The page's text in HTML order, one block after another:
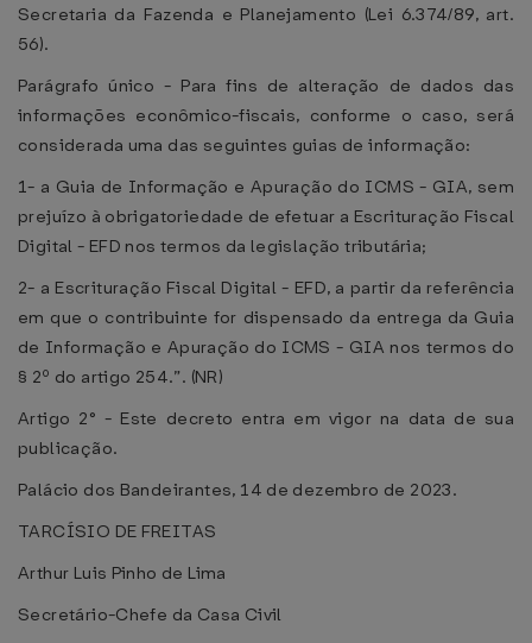
Secretaria da Fazenda e Planejamento (Lei 6.374/89, art.
56).
Parágrafo único - Para fins de alteração de dados das
informações econômico-fiscais, conforme o caso, será
considerada uma das seguintes guias de informação:
1- a Guia de Informação e Apuração do ICMS - GIA, sem
prejuízo à obrigatoriedade de efetuar a Escrituração Fiscal
Digital - EFD nos termos da legislação tributária;
2- a Escrituração Fiscal Digital - EFD, a partir da referência
em que o contribuinte for dispensado da entrega da Guia
de Informação e Apuração do ICMS - GIA nos termos do
§ 2º do artigo 254.”. (NR)
Artigo 2° - Este decreto entra em vigor na data de sua
publicação.
Palácio dos Bandeirantes, 14 de dezembro de 2023.
TARCÍSIO DE FREITAS
Arthur Luis Pinho de Lima
Secretário-Chefe da Casa Civil